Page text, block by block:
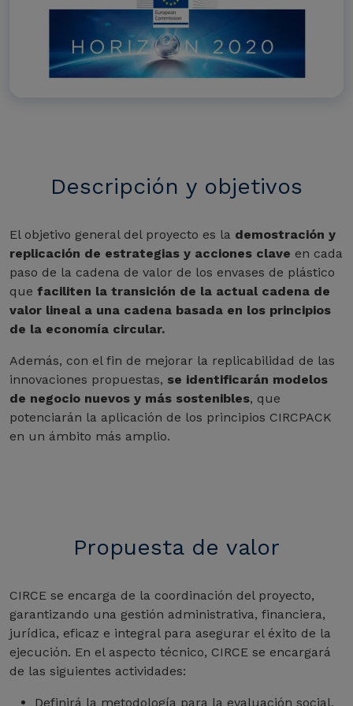
Descripción y objetivos
El objetivo general del proyecto es la demostración y
replicación de estrategias y acciones clave en cada
paso de la cadena de valor de los envases de plástico
que faciliten la transición de la actual cadena de
valor lineal a una cadena basada en los principios
de la economía circular.
Además, con el fin de mejorar la replicabilidad de las
innovaciones propuestas, se identificarán modelos
de negocio nuevos y más sostenibles, que
potenciarán la aplicación de los principios CIRCPACK
en un ámbito más amplio.
Propuesta de valor
CIRCE se encarga de la coordinación del proyecto,
garantizando una gestión administrativa, financiera,
jurídica, eficaz e integral para asegurar el éxito de la
ejecución. En el aspecto técnico, CIRCE se encargará
de las siguientes actividades:
Definirá la metodología para la evaluación social,